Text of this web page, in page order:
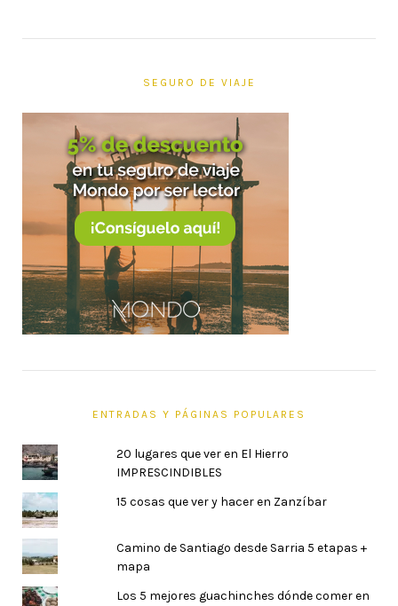
SEGURO DE VIAJE
ENTRADAS Y PÁGINAS POPULARES
20 lugares que ver en El Hierro
IMPRESCINDIBLES
15 cosas que ver y hacer en Zanzíbar
Camino de Santiago desde Sarria 5 etapas +
mapa
Los 5 mejores guachinches dónde comer en